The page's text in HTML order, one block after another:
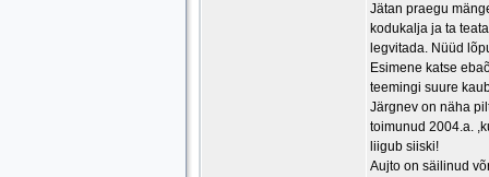
Jätan praegu
kodukalja ja ta
legvitada. Nüüd
Esimene katse
teemingi suure
Järgnev on näha
toimunud 2004.a.
liigub siiski!
Aujto on säilinud